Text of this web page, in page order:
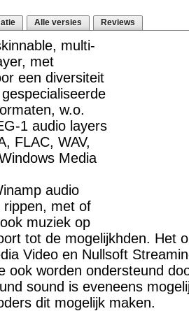
Alle versies Reviews
multi-
met
een diversiteit
w.o.
1 audio layers
FLAC, WAV,
Media
audio
rippen, met of
muziek op
tot de mogelijkhden. Het
Video en Nullsoft
ook worden ondersteund
sound is eveneens
dit mogelijk maken.